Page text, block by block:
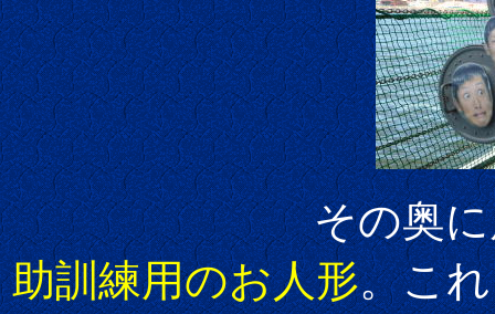
その奥に展示し
助訓練用のお人形。こ